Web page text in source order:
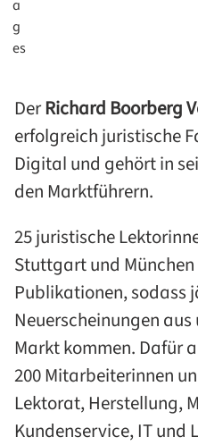
DerRichard Boorberg
erfolgreich juristische
Digital und gehört in
den Marktführern.
25 juristische
Stuttgart und
Publikationen, sodass
Neuerscheinungen
Markt kommen. Dafür
200 Mitarbeiterinnen
Lektorat, Herstellung,
Kundenservice, IT und